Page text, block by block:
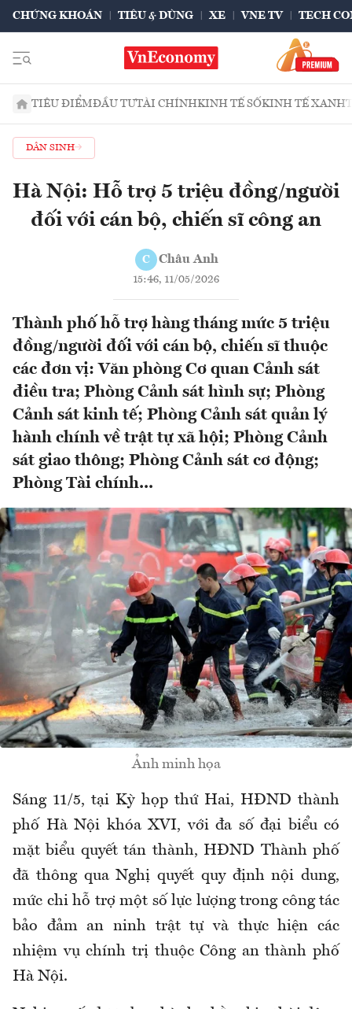
CHỨNG KHOÁN TIÊU & DÙNG XE VNE TV TECH
TIÊU ĐIỂMĐẦU TƯTÀI CHÍNHKINH TẾ SỐKINH TẾ XANH
DÂN SINH
Hà Nội: Hỗ trợ 5 triệu đồng/người
đối với cán bộ, chiến sĩ công an
C Châu Anh
15:46, 11/05/2026
Thành phố hỗ trợ hàng tháng mức 5 triệu
đồng/người đối với cán bộ, chiến sĩ thuộc
các đơn vị: Văn phòng Cơ quan Cảnh sát
điều tra; Phòng Cảnh sát hình sự; Phòng
Cảnh sát kinh tế; Phòng Cảnh sát quản lý
hành chính về trật tự xã hội; Phòng Cảnh
sát giao thông; Phòng Cảnh sát cơ động;
Phòng Tài chính...
Ảnh minh họa
Sáng 11/5, tại Kỳ họp thứ Hai, HĐND thành
phố Hà Nội khóa XVI, với đa số đại biểu có
mặt biểu quyết tán thành, HĐND Thành phố
đã thông qua Nghị quyết quy định nội dung,
mức chi hỗ trợ một số lực lượng trong công tác
bảo đảm an ninh trật tự và thực hiện các
nhiệm vụ chính trị thuộc Công an thành phố
Hà Nội.